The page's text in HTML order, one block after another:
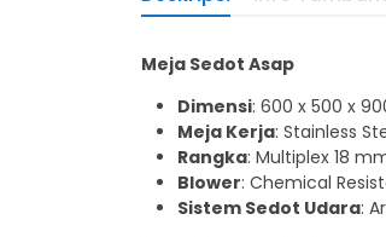
Meja Sedot Asap
Dimensi: 600 x 500 x
Meja Kerja: Stainless
Rangka: Multiplex 18
Blower: Chemical
Sistem Sedot Udara: